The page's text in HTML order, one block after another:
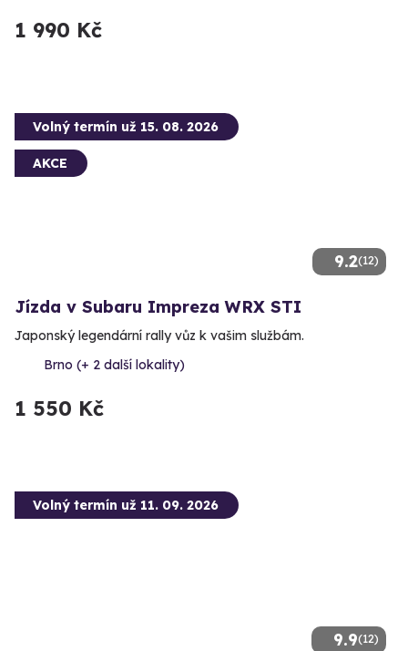
1 990 Kč
9.2(12)
Volný termín už 15. 08. 2026
AKCE
Jízda v Subaru Impreza WRX STI
Japonský legendární rally vůz k vašim službám.
Brno (+ 2 další lokality)
1 550 Kč
9.9(12)
Volný termín už 11. 09. 2026